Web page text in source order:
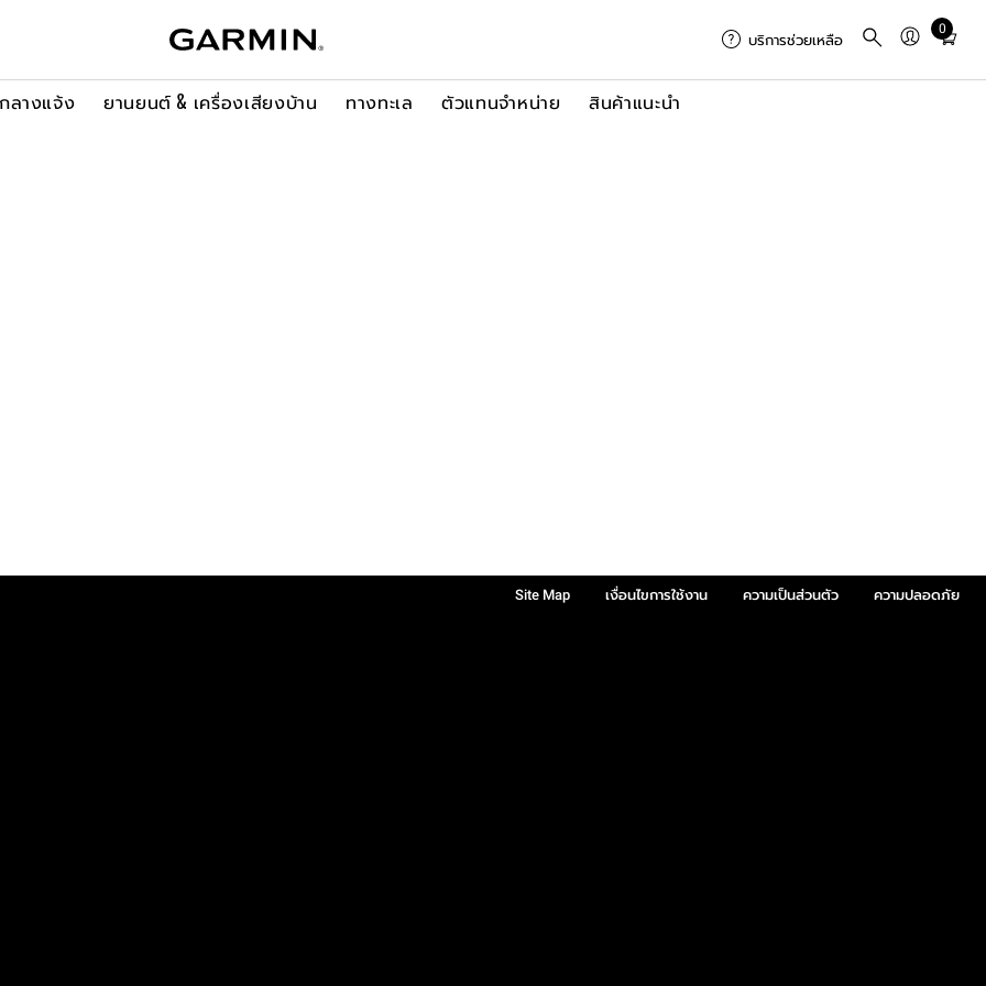
ลางแจ้ง ยานยนต์ & เครื่องเสียงบ้าน ทางทะเล ตัวแทนจำหน่าย สินค้าแนะนำ
บริการช่วยเหลือ
0
Total
in
Site Map เงื่อนไขการใช้งาน ความเป็นส่วนตัว
ความปลอดภัย